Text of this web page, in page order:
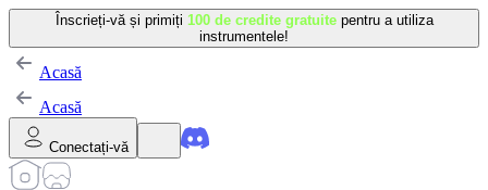
Înscrieți-vă și primiți 100 de credite gratuite pentru a utiliza
instrumentele!
Acasă
Acasă
Conectați-vă